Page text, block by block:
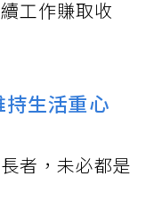
工作賺取收
生活重心
者，未必都是